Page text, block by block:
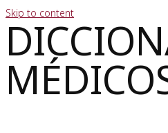
Skip to content